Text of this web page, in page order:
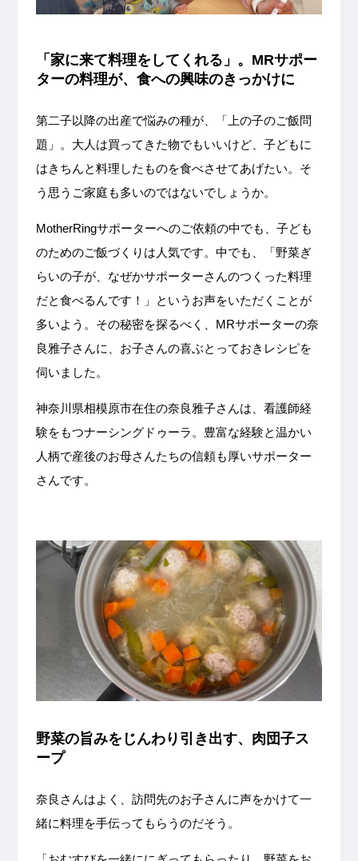
「家に来て料理をしてくれる」。MRサポー
ターの料理が、食への興味のきっかけに
第二子以降の出産で悩みの種が、「上の子のご飯問
題」。大人は買ってきた物でもいいけど、子どもに
はきちんと料理したものを食べさせてあげたい。そ
う思うご家庭も多いのではないでしょうか。
MotherRingサポーターへのご依頼の中でも、子ども
のためのご飯づくりは人気です。中でも、「野菜ぎ
らいの子が、なぜかサポーターさんのつくった料理
だと食べるんです！」というお声をいただくことが
多いよう。その秘密を探るべく、MRサポーターの奈
良雅子さんに、お子さんの喜ぶとっておきレシピを
伺いました。
神奈川県相模原市在住の奈良雅子さんは、看護師経
験をもつナーシングドゥーラ。豊富な経験と温かい
人柄で産後のお母さんたちの信頼も厚いサポーター
さんです。
野菜の旨みをじんわり引き出す、肉団子ス
ープ
奈良さんはよく、訪問先のお子さんに声をかけて一
緒に料理を手伝ってもらうのだそう。